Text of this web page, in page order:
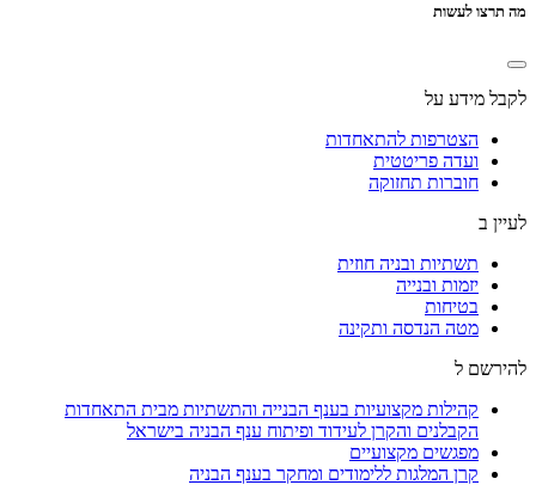
מה תרצו לעשות
לקבל מידע על
הצטרפות להתאחדות
ועדה פריטטית
חוברות תחזוקה
לעיין ב
תשתיות ובניה חוזית
יזמות ובנייה
בטיחות
מטה הנדסה ותקינה
להירשם ל
קהילות מקצועיות בענף הבנייה והתשתיות מבית התאחדות
הקבלנים והקרן לעידוד ופיתוח ענף הבניה בישראל
מפגשים מקצועיים
קרן המלגות ללימודים ומחקר בענף הבניה